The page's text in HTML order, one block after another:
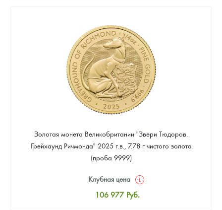
Цена выкупа
97 674 Руб.
Золотая монета Великобритании "Звери Тюдоров.
Грейхаунд Ричмонда" 2025 г.в., 7.78 г чистого золота
(проба 9999)
Клубная цена
106 977 Руб.